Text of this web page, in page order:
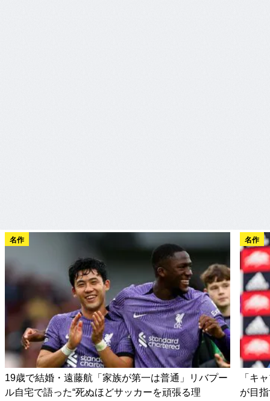
名作
19歳で結婚・遠藤航「家族が第一は普通」リバプー
ル自宅で語った“死ぬほどサッカーを頑張る理
名作
「キ
が目